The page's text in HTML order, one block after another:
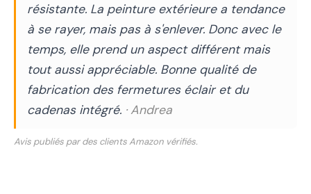
résistante. La peinture extérieure a tendance
à se rayer, mais pas à s'enlever. Donc avec le
temps, elle prend un aspect différent mais
tout aussi appréciable. Bonne qualité de
fabrication des fermetures éclair et du
cadenas intégré. · Andrea
Avis publiés par des clients Amazon vérifiés.